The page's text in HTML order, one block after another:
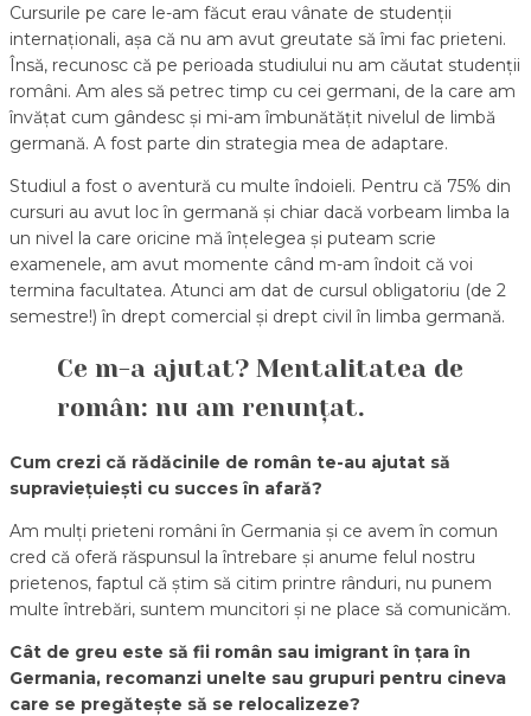
Cursurile pe care le-am făcut erau vânate de studenții
internaționali, așa că nu am avut greutate să îmi fac prieteni.
Însă, recunosc că pe perioada studiului nu am căutat studenții
români. Am ales să petrec timp cu cei germani, de la care am
învățat cum gândesc și mi-am îmbunătățit nivelul de limbă
germană. A fost parte din strategia mea de adaptare.
Studiul a fost o aventură cu multe îndoieli. Pentru că 75% din
cursuri au avut loc în germană și chiar dacă vorbeam limba la
un nivel la care oricine mă înțelegea și puteam scrie
examenele, am avut momente când m-am îndoit că voi
termina facultatea. Atunci am dat de cursul obligatoriu (de 2
semestre!) în drept comercial și drept civil în limba germană.
Ce m-a ajutat? Mentalitatea de
român: nu am renunțat.
Cum crezi că rădăcinile de român te-au ajutat să
supraviețuiești cu succes în afară?
Am mulți prieteni români în Germania și ce avem în comun
cred că oferă răspunsul la întrebare și anume felul nostru
prietenos, faptul că știm să citim printre rânduri, nu punem
multe întrebări, suntem muncitori și ne place să comunicăm.
Cât de greu este să fii român sau imigrant în țara în
Germania, recomanzi unelte sau grupuri pentru cineva
care se pregătește să se relocalizeze?